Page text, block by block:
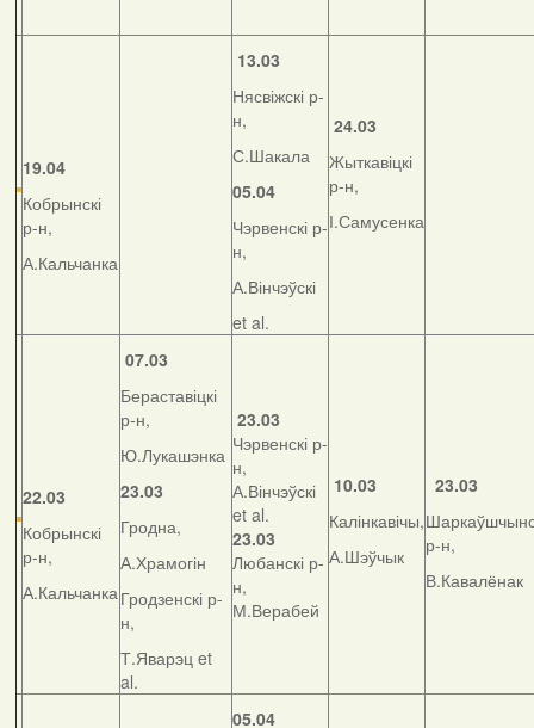
19.04
Кобрынскі
р-н,
А.Кальчанка
13.03
Нясвіжскі р-
н,
С.Шакала
05.04
Чэрвенскі р-
н,
А.Вінчэўскі
et al.
24.03
Жыткавіцкі
р-н,
І.Самусенка
22.03
Кобрынскі
р-н,
А.Кальчанка
07.03
Бераставіцкі
р-н,
Ю.Лукашэнка
23.03
Гродна,
А.Храмогін
Гродзенскі р-
н,
Т.Яварэц et
al.
23.03
Чэрвенскі р-
н,
А.Вінчэўскі
et al.
23.03
Любанскі р-
н,
М.Верабей
10.03
Калінкавічы,
А.Шэўчык
23.03
р-н,
В.Кавалёнак
05.04